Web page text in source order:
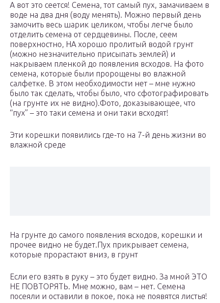
А вот это сеется! Семена, тот самый пух, замачиваем в
воде на два дня (воду менять). Можно первый день
замочить весь шарик целиком, чтобы легче было
отделить семена от сердцевины. После, сеем
поверхностно, НА хорошо пролитый водой грунт
(можно незначительно присыпать землей) и
накрываем пленкой до появления всходов. На фото
семена, которые были пророщены во влажной
салфетке. В этом необходимости нет – мне нужно
было так сделать, чтобы было, что сфотографировать
(на грунте их не видно).Фото, доказывающее, что
“пух” – это таки семена и они таки всходят!
Эти корешки появились где-то на 7-й день жизни во
влажной среде
На грунте до самого появления всходов, корешки и
прочее видно не будет.Пух прикрывает семена,
которые прорастают вниз, в грунт
Если его взять в руку – это будет видно. За мной ЭТО
НЕ ПОВТОРЯТЬ. Мне можно, вам – нет. Семена
посеяли и оставили в покое, пока не появятся листья!